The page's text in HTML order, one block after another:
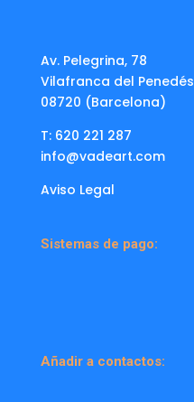
Av. Pelegrina, 78
Vilafranca del Penedés
08720 (Barcelona)
T: 620 221 287
info@vadeart.com
Aviso Legal
Sistemas de pago:
Añadir a contactos: